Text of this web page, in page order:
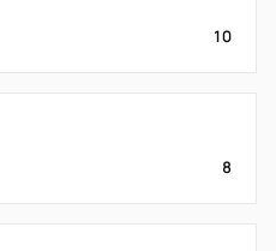
10
8